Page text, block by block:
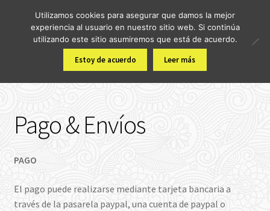
Menú
Pekenido: Tu Compañero para el Colecho y Viajes
Carrito
Finalizar compra
Pago & Envíos
PAGO
El pago puede realizarse mediante tarjeta bancaria a
través de la pasarela paypal, una cuenta de paypal o
Utilizamos cookies para asegurar que damos la mejor
experiencia al usuario en nuestro sitio web. Si continúa
utilizando este sitio asumiremos que está de acuerdo.
Estoy de acuerdo Leer más